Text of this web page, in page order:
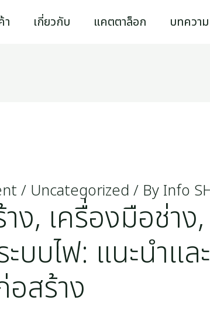
เกี่ยวกับ แคตตาล็อก บทความ
/ Uncategorized / By Info
ง, เครื่องมือช่า
ะบบไฟ: แนะนำแ
อสร้าง